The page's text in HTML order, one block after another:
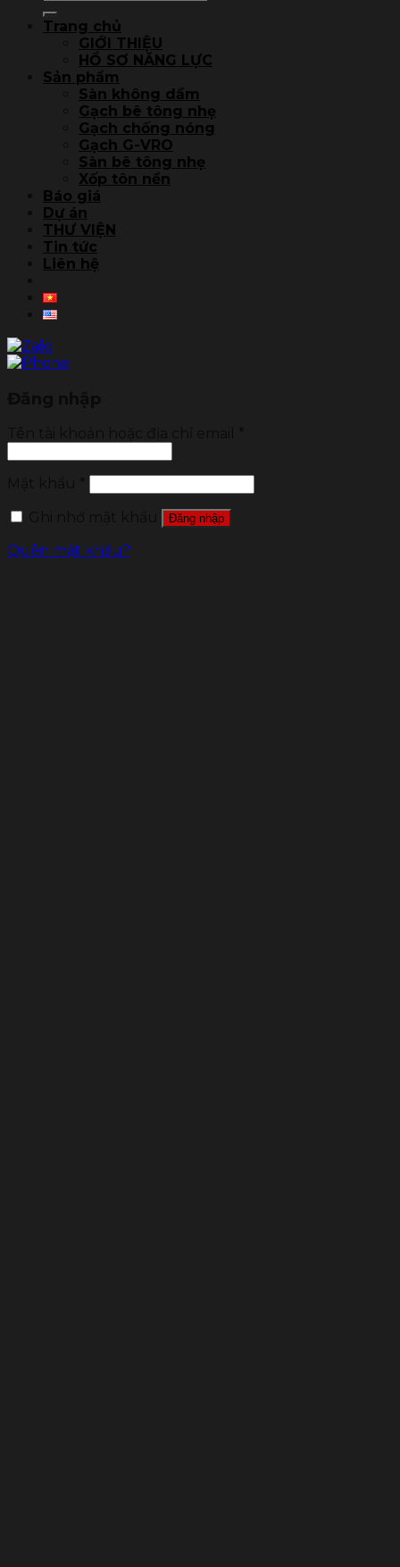
kiếm:
Trang chủ
GIỚI THIỆU
HỒ SƠ NĂNG LỰC
Sản phẩm
Sàn không dầm
Gạch bê tông nhẹ
Gạch chống nóng
Gạch G-VRO
Sàn bê tông nhẹ
Xốp tôn nền
Báo giá
Dự án
THƯ VIỆN
Tin tức
Liên hệ
Đăng nhập
Quên mật khẩu?